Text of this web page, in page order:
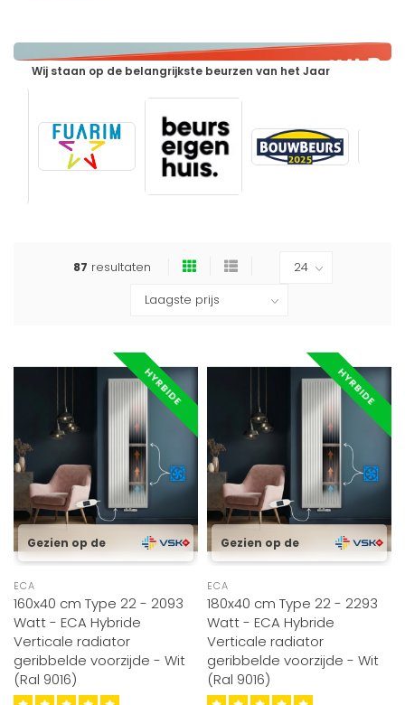
Wij staan op de belangrijkste beurzen van het Jaar
87 resultaten
HYRBIDE
Gezien op de
ECA
160x40 cm Type 22 - 2093
Watt - ECA Hybride
Verticale radiator
geribbelde voorzijde - Wit
(Ral 9016)
HYRBIDE
Gezien op de
ECA
180x40 cm Type 22 - 2293
Watt - ECA Hybride
Verticale radiator
geribbelde voorzijde - Wit
(Ral 9016)